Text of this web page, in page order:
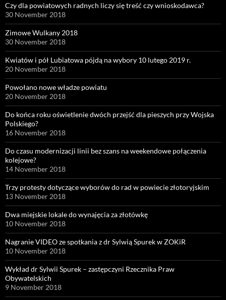
Czy dla powiatowych radnych liczy się treść czy wnioskodawca?
30 November 2018
Zimowe Wulkany 2018
30 November 2018
Kwiatów i pół Lubiatowa pójdą na wybory 10 lutego 2019 r.
20 November 2018
Powołano nowe władze powiatu
20 November 2018
Do końca roku oświetlenie dwóch przejść dla pieszych przy Wojska
Polskiego?
16 November 2018
Do czasu modernizacji linii bez szans na weekendowe połączenia
kolejowe?
14 November 2018
Trzy protesty dotyczące wyborów do rad w powiecie złotoryjskim
13 November 2018
Dwa miejskie lokale do wynajęcia za złotówkę
10 November 2018
Nagranie VIDEO ze spotkania z dr Sylwią Spurek w ZOKiR
10 November 2018
Wykład dr Sylwii Spurek – zastępczyni Rzecznika Praw
Obywatelskich
9 November 2018